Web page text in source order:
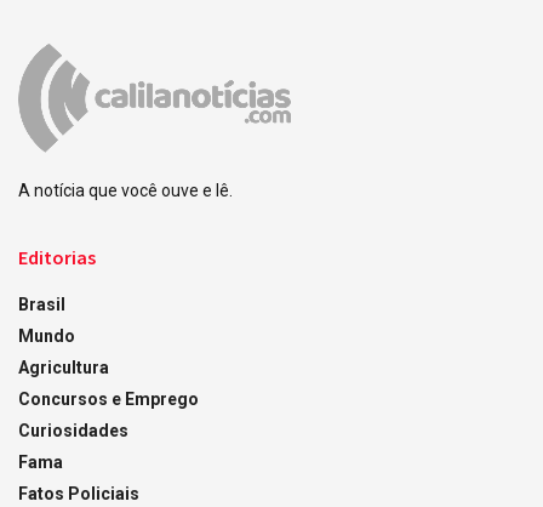
A notícia que você ouve e lê.
Editorias
Brasil
Mundo
Agricultura
Concursos e Emprego
Curiosidades
Fama
Fatos Policiais